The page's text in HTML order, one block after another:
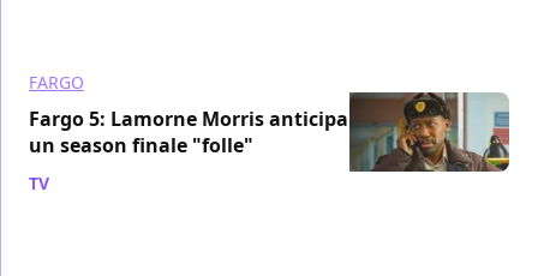
FARGO
Fargo 5: Lamorne Morris anticipa
un season finale "folle"
TV